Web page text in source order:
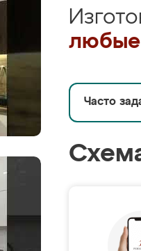
любые
Часто